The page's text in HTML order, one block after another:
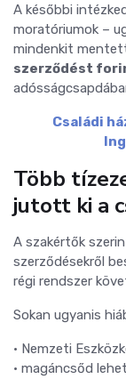
A későbbi
moratóriumok –
mindenkit
szerződést
Családi
Több
jutott ki a
A szakértők
szerződésekről
régi rendszer
Sokan ugyanis
• Nemzeti
• magáncsőd